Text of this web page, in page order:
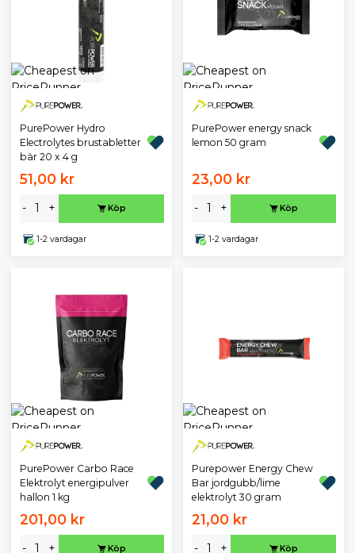
PurePower Hydro
Electrolytes brustabletter
bär 20 x 4 g
51,00 kr
- + Köp
1-2 vardagar
PurePower energy snack
lemon 50 gram
23,00 kr
- + Köp
1-2 vardagar
PurePower Carbo Race
Elektrolyt energipulver
hallon 1 kg
201,00 kr
- + Köp
Purepower Energy Chew
Bar jordgubb/lime
elektrolyt 30 gram
21,00 kr
- + Köp